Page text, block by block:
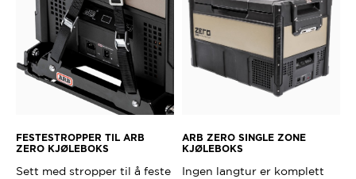
FESTESTROPPER TIL ARB
ZERO KJØLEBOKS
Sett med stropper til å feste
ARB ZERO SINGLE ZONE
KJØLEBOKS
Ingen langtur er komplett